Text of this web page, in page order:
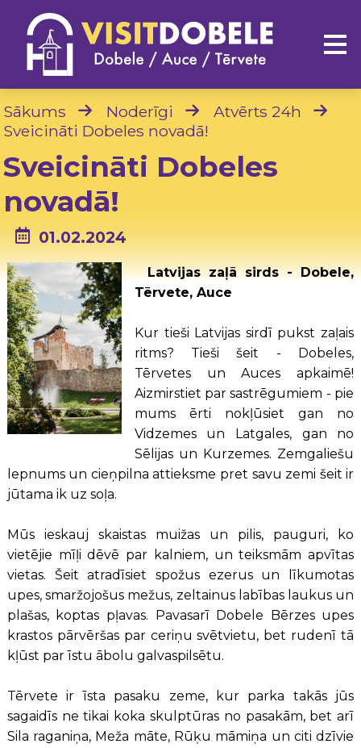
Sākums Noderīgi
Atvērts 24h
Sveicināti Dobeles novadā!
Sveicināti Dobeles
novadā!
01.02.2024
Latvijas zaļā sirds - Dobele,
Tērvete, Auce
Kur tieši Latvijas sirdī pukst zaļais
ritms? Tieši šeit - Dobeles,
Tērvetes un Auces apkaimē!
Aizmirstiet par sastrēgumiem - pie
mums ērti nokļūsiet gan no
Vidzemes un Latgales, gan no
Sēlijas un Kurzemes. Zemgaliešu
lepnums un cieņpilna attieksme pret savu zemi šeit ir
jūtama ik uz soļa.
Mūs ieskauj skaistas muižas un pilis, pauguri, ko
vietējie mīļi dēvē par kalniem, un teiksmām apvītas
vietas. Šeit atradīsiet spožus ezerus un līkumotas
upes, smaržojošus mežus, zeltainus labības laukus un
plašas, koptas pļavas. Pavasarī Dobele Bērzes upes
krastos pārvēršas par ceriņu svētvietu, bet rudenī tā
kļūst par īstu ābolu galvaspilsētu.
Tērvete ir īsta pasaku zeme, kur parka takās jūs
sagaidīs ne tikai koka skulptūras no pasakām, bet arī
Sila raganiņa, Meža māte, Rūķu māmiņa un citi dzīvie